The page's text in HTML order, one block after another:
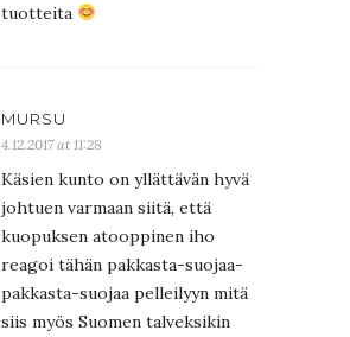
tuotteita
MURSU
4.12.2017 at 11:28
Käsien kunto on yllättävän hyvä
johtuen varmaan siitä, että
kuopuksen atooppinen iho
reagoi tähän pakkasta-suojaa-
pakkasta-suojaa pelleilyyn mitä
siis myös Suomen talveksikin